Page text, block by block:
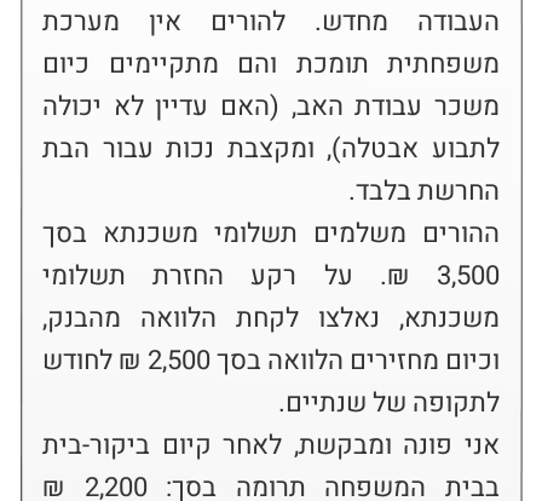
העבודה מחדש. להורים אין מערכת
משפחתית תומכת והם מתקיימים כיום
משכר עבודת האב, (האם עדיין לא יכולה
לתבוע אבטלה), ומקצבת נכות עבור הבת
ההורים משלמים תשלומי משכנתא בסך
3,500 ₪. על רקע החזרת תשלומי
משכנתא, נאלצו לקחת הלוואה מהבנק,
וכיום מחזירים הלוואה בסך 2,500 ₪ לחודש
אני פונה ומבקשת, לאחר קיום ביקור-בית